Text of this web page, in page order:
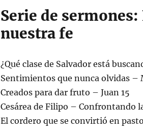
Serie de
nuestra fe
¿Qué clase de Salvador está
Sentimientos que nunca olvidas –
Creados para dar fruto – Juan 15
Cesárea de Filipo – Confrontando
El cordero que se convirtió en